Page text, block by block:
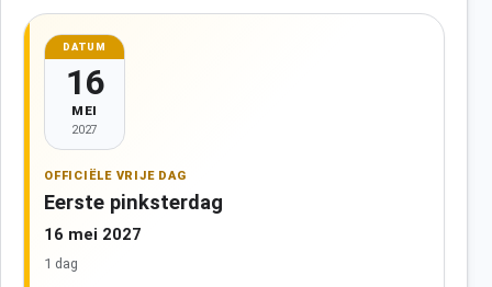
DATUM
16
MEI
2027
OFFICIËLE VRIJE DAG
Eerste pinksterdag
16 mei 2027
1 dag